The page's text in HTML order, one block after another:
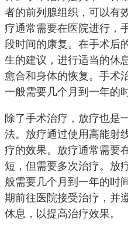
者的前列腺组织，可以有
疗通常需要在医院进行，
段时间的康复。在手术后
生的建议，进行适当的休
愈合和身体的恢复。手术
一般需要几个月到一年的
除了手术治疗，放疗也是
法。放疗通过使用高能射
疗的效果。放疗通常需要
短，但需要多次治疗。放
般需要几个月到一年的时
期前往医院接受治疗，并
休息，以提高治疗效果。